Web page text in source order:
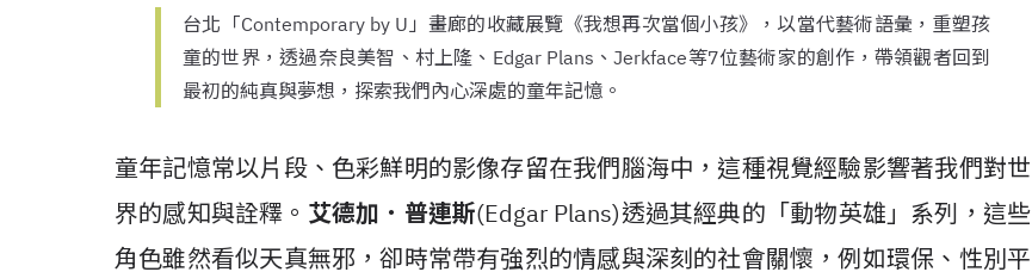
台北「Contemporary by U」畫廊的收藏展覽《我想再次當個小孩》，以當代藝術語彙，重塑孩
童的世界，透過奈良美智、村上隆、Edgar Plans、Jerkface等7位藝術家的創作，帶領觀者回到
最初的純真與夢想，探索我們內心深處的童年記憶。
童年記憶常以片段、色彩鮮明的影像存留在我們腦海中，這種視覺經驗影響著我們對世
界的感知與詮釋。 艾德加．普連斯(Edgar Plans)透過其經典的「動物英雄」系列，這些
角色雖然看似天真無邪，卻時常帶有強烈的情感與深刻的社會關懷，例如環保、性別平